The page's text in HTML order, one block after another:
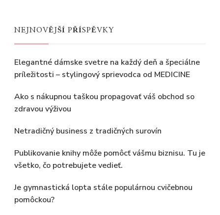
NEJNOVĚJŠÍ PŘÍSPĚVKY
Elegantné dámske svetre na každý deň a špeciálne
príležitosti – stylingový sprievodca od MEDICINE
Ako s nákupnou taškou propagovať váš obchod so
zdravou výživou
Netradičný business z tradičných surovín
Publikovanie knihy môže pomôcť vášmu biznisu. Tu je
všetko, čo potrebujete vedieť.
Je gymnastická lopta stále populárnou cvičebnou
pomôckou?